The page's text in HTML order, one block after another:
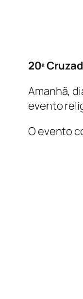
20ª
Amanhã,
evento
O evento